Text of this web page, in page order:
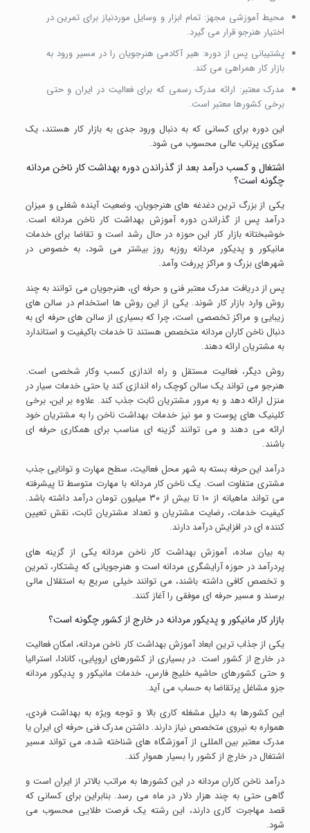
محیط آموزشی مجهز: تمام ابزار و وسایل موردنیاز برای تمرین در
اختیار هنرجو قرار می گیرد.
پشتیبانی پس از دوره: هیر آکادمی هنرجویان را در مسیر ورود به
بازار کار همراهی می کند.
مدرک معتبر: ارائه مدرک رسمی که برای فعالیت در ایران و حتی
برخی کشورها معتبر است.
این دوره برای کسانی که به دنبال ورود جدی به بازار کار هستند، یک
سکوی پرتاب عالی محسوب می شود.
اشتغال و کسب درآمد بعد از گذراندن دوره بهداشت کار ناخن مردانه
چگونه است؟
یکی از بزرگ ترین دغدغه های هنرجویان، وضعیت آینده شغلی و میزان
درآمد پس از گذراندن دوره آموزش بهداشت کار ناخن مردانه است.
خوشبختانه بازار کار این حوزه در حال رشد است و تقاضا برای خدمات
مانیکور و پدیکور مردانه روزبه روز بیشتر می شود، به خصوص در
شهرهای بزرگ و مراکز پررفت وآمد.
پس از دریافت مدرک معتبر فنی و حرفه ای، هنرجویان می توانند به چند
روش وارد بازار کار شوند. یکی از این روش ها استخدام در سالن های
زیبایی و مراکز تخصصی است، چرا که بسیاری از سالن های حرفه ای به
دنبال ناخن کاران مردانه متخصص هستند تا خدمات باکیفیت و استاندارد
به مشتریان ارائه دهند.
روش دیگر، فعالیت مستقل و راه اندازی کسب وکار شخصی است.
هنرجو می تواند یک سالن کوچک راه اندازی کند یا حتی خدمات سیار در
منزل ارائه دهد و به مرور مشتریان ثابت جذب کند. علاوه بر این، برخی
کلینیک های پوست و مو نیز خدمات بهداشت ناخن را به مشتریان خود
ارائه می دهند و می توانند گزینه ای مناسب برای همکاری حرفه ای
باشند.
درآمد این حرفه بسته به شهر محل فعالیت، سطح مهارت و توانایی جذب
مشتری متفاوت است. یک ناخن کار مردانه با مهارت متوسط تا پیشرفته
می تواند ماهیانه از ۱۰ تا بیش از ۳۰ میلیون تومان درآمد داشته باشد.
کیفیت خدمات، رضایت مشتریان و تعداد مشتریان ثابت، نقش تعیین
کننده ای در افزایش درآمد دارند.
به بیان ساده، آموزش بهداشت کار ناخن مردانه یکی از گزینه های
پردرآمد در حوزه آرایشگری مردانه است و هنرجویانی که پشتکار، تمرین
و تخصص کافی داشته باشند، می توانند خیلی سریع به استقلال مالی
برسند و مسیر حرفه ای موفقی را آغاز کنند.
بازار کار مانیکور و پدیکور مردانه در خارج از کشور چگونه است؟
یکی از جذاب ترین ابعاد آموزش بهداشت کار ناخن مردانه، امکان فعالیت
در خارج از کشور است. در بسیاری از کشورهای اروپایی، کانادا، استرالیا
و حتی کشورهای حاشیه خلیج فارس، خدمات مانیکور و پدیکور مردانه
جزو مشاغل پرتقاضا به حساب می آید.
این کشورها به دلیل مشغله کاری بالا و توجه ویژه به بهداشت فردی،
همواره به نیروی متخصص نیاز دارند. داشتن مدرک فنی حرفه ای ایران یا
مدرک معتبر بین المللی از آموزشگاه های شناخته شده، می تواند مسیر
اشتغال در خارج از کشور را بسیار هموار کند.
درآمد ناخن کاران مردانه در این کشورها به مراتب بالاتر از ایران است و
گاهی حتی به چند هزار دلار در ماه می رسد. بنابراین برای کسانی که
قصد مهاجرت کاری دارند، این رشته یک فرصت طلایی محسوب می
شود.